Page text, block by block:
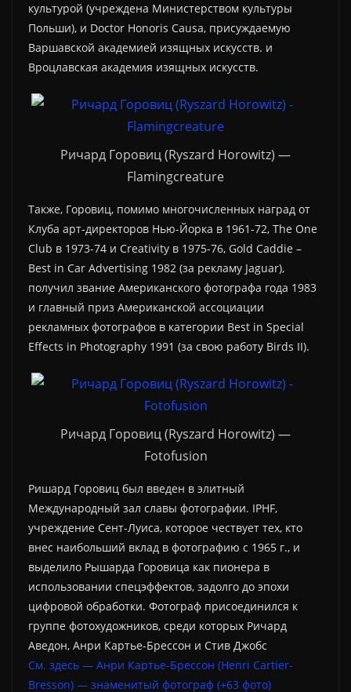
культурой (учреждена Министерством культуры
Польши), и Doctor Honoris Causa, присуждаемую
Варшавской академией изящных искусств. и
Вроцлавская академия изящных искусств.
Ричард Горовиц (Ryszard Horowitz) —
Flamingcreature
Также, Горовиц, помимо многочисленных наград от
Клуба арт-директоров Нью-Йорка в 1961-72, The One
Club в 1973-74 и Creativity в 1975-76, Gold Caddie –
Best in Car Advertising 1982 (за рекламу Jaguar),
получил звание Американского фотографа года 1983
и главный приз Американской ассоциации
рекламных фотографов в категории Best in Special
Effects in Photography 1991 (за свою работу Birds II).
Ричард Горовиц (Ryszard Horowitz) —
Fotofusion
Ришард Горовиц был введен в элитный
Международный зал славы фотографии. IPHF,
учреждение Сент-Луиса, которое чествует тех, кто
внес наибольший вклад в фотографию с 1965 г., и
выделило Рышарда Горовица как пионера в
использовании спецэффектов, задолго до эпохи
цифровой обработки. Фотограф присоединился к
группе фотохудожников, среди которых Ричард
Аведон, Анри Картье-Брессон и Стив Джобс
См. здесь — Анри Картье-Брессон (Henri Cartier-
Bresson) — знаменитый фотограф (+63 фото)